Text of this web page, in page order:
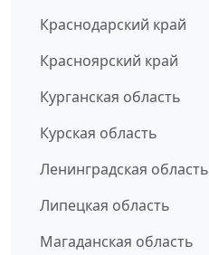
Краснодарский край
Красноярский край
Курганская область
Курская область
Ленинградская область
Липецкая область
Магаданская область